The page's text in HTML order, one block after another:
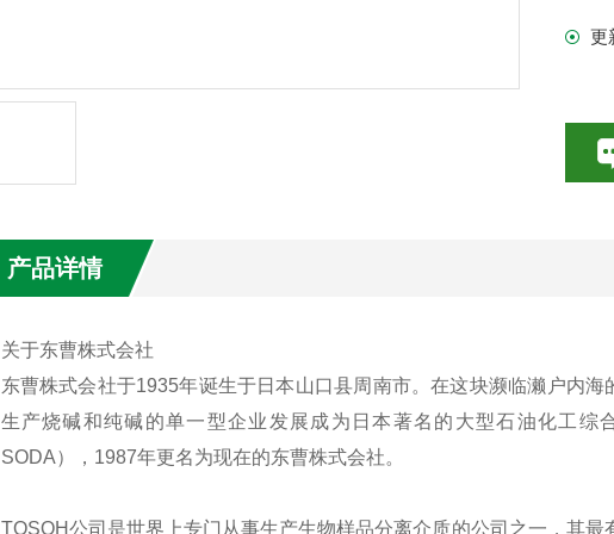
更
产品详情
关于东曹株式会社
东曹株式会社于1935年诞生于日本山口县周南市。在这块濒临濑户内
生产烧碱和纯碱的单一型企业发展成为日本著名的大型石油化工综
SODA），1987年更名为现在的东曹株式会社。
TOSOH公司是世界上专门从事生产生物样品分离介质的公司之一，其